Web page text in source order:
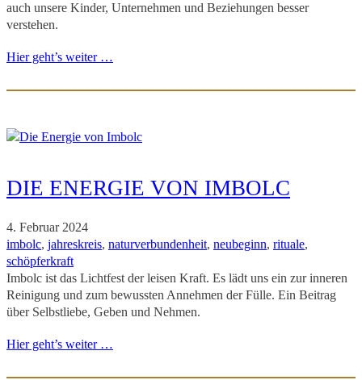
auch unsere Kinder, Unternehmen und Beziehungen besser
verstehen.
Hier geht’s weiter …
DIE ENERGIE VON IMBOLC
4. Februar 2024
imbolc, jahreskreis, naturverbundenheit, neubeginn, rituale
schöpferkraft
Imbolc ist das Lichtfest der leisen Kraft. Es lädt uns ein zur inneren
Reinigung und zum bewussten Annehmen der Fülle. Ein Beitrag
über Selbstliebe, Geben und Nehmen.
Hier geht’s weiter …